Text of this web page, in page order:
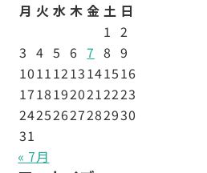
月 火 水 木 金 土 日
1 2
3 4 5 6 7 8 9
10111213141516
17181920212223
24252627282930
31
« 7月